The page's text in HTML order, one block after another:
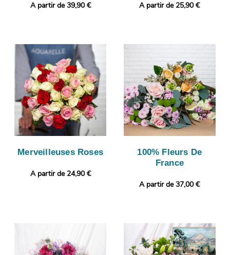
A partir de 39,90 € A partir de 25,90 €
Merveilleuses Roses
A partir de 24,90 €
100% Fleurs De
France
A partir de 37,00 €